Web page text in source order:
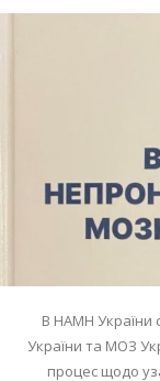
В НАМН України
України та МОЗ
процес щодо